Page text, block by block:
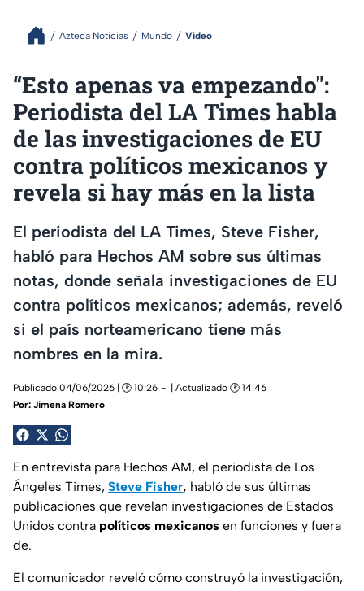
Azteca Noticias Mundo Video
“Esto apenas va empezando":
Periodista del LA Times habla
de las investigaciones de EU
contra políticos mexicanos y
revela si hay más en la lista
El periodista del LA Times, Steve Fisher,
habló para Hechos AM sobre sus últimas
notas, donde señala investigaciones de EU
contra políticos mexicanos; además, reveló
si el país norteamericano tiene más
nombres en la mira.
Publicado 04/06/2026 | 🕑 10:26
| Actualizado 🕑 14:46
Por: Jimena Romero
En entrevista para Hechos AM, el periodista de Los
Ángeles Times, Steve Fisher, habló de sus últimas
publicaciones que revelan investigaciones de Estados
Unidos contra políticos mexicanos en funciones y fuera
de.
El comunicador reveló cómo construyó la investigación,